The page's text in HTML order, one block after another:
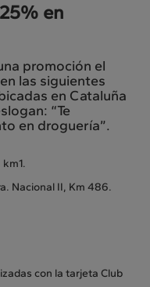
en
promoción el
las siguientes
en Cataluña
“Te
en droguería”.
Nacional II, Km 486.
con la tarjeta Club